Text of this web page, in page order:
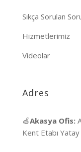
Sıkça Sorulan
Hizmetlerimiz
Videolar
Adres
🍏Akasya Ofis:
Kent Etabı